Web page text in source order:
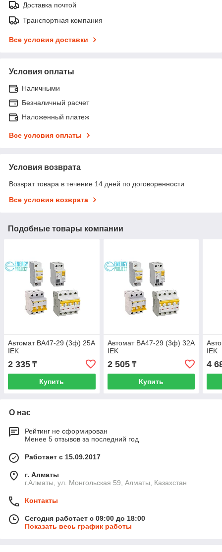
Доставка почтой
Транспортная компания
Все условия доставки
Условия оплаты
Наличными
Безналичный расчет
Наложенный платеж
Все условия оплаты
Условия возврата
Возврат товара в течение 14 дней по договоренности
Все условия возврата
Подобные товары компании
Автомат ВА47-29 (3ф) 25А
IEK
2 335 ₸
Купить
Автомат ВА47-29 (3ф) 32А
IEK
2 505₸
Купить
IEK
4
О нас
Рейтинг не сформирован
Менее 5 отзывов за последний год
Работает с 15.09.2017
г. Алматы
г.Алматы, ул. Монгольская 59, Алматы, Казахстан
Контакты
Сегодня работает с 09:00 до 18:00
Показать весь график работы